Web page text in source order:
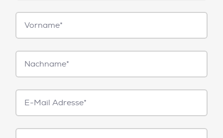
Vorname*
Nachname*
E-
Mail*
Telefonnummer